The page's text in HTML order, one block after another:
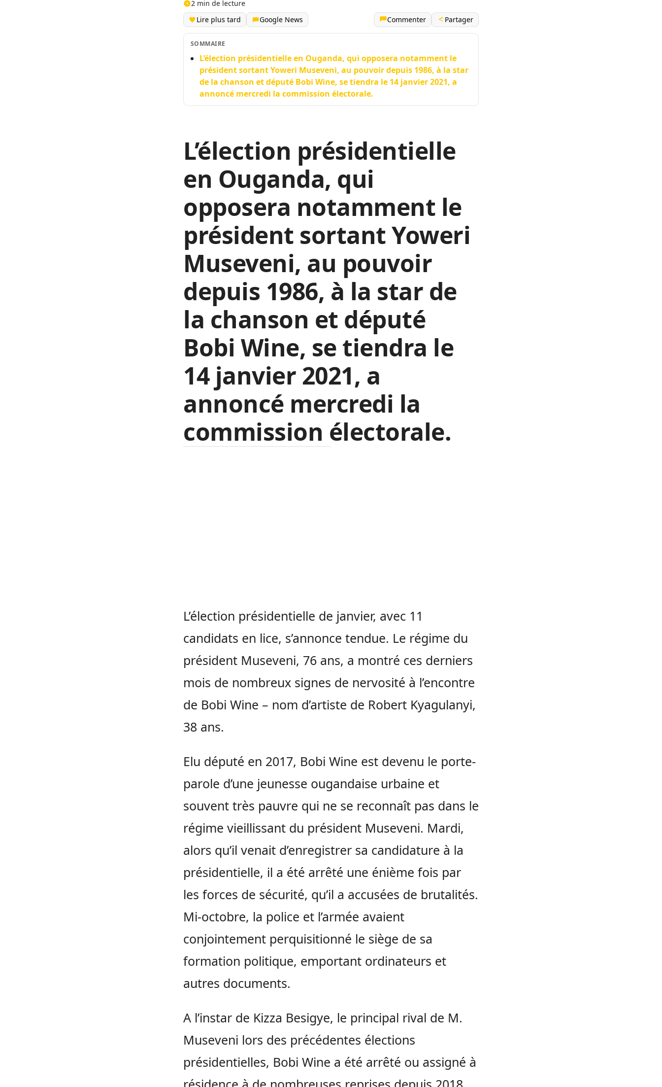
2 min de lecture
Lire plus tard
Google News Commenter Partager
SOMMAIRE
L’élection présidentielle en Ouganda, qui opposera notamment le
président sortant Yoweri Museveni, au pouvoir depuis 1986, à la star
de la chanson et député Bobi Wine, se tiendra le 14 janvier 2021, a
annoncé mercredi la commission électorale.
L’élection présidentielle
en Ouganda, qui
opposera notamment le
président sortant Yoweri
Museveni, au pouvoir
depuis 1986, à la star de
la chanson et député
Bobi Wine, se tiendra le
14 janvier 2021, a
annoncé mercredi la
commission électorale.
L’élection présidentielle de janvier, avec 11
candidats en lice, s’annonce tendue. Le régime du
président Museveni, 76 ans, a montré ces derniers
mois de nombreux signes de nervosité à l’encontre
de Bobi Wine – nom d’artiste de Robert Kyagulanyi,
38 ans.
Elu député en 2017, Bobi Wine est devenu le porte-
parole d’une jeunesse ougandaise urbaine et
souvent très pauvre qui ne se reconnaît pas dans le
régime vieillissant du président Museveni. Mardi,
alors qu’il venait d’enregistrer sa candidature à la
présidentielle, il a été arrêté une énième fois par
les forces de sécurité, qu’il a accusées de brutalités.
Mi-octobre, la police et l’armée avaient
conjointement perquisitionné le siège de sa
formation politique, emportant ordinateurs et
autres documents.
A l’instar de Kizza Besigye, le principal rival de M.
Museveni lors des précédentes élections
présidentielles, Bobi Wine a été arrêté ou assigné à